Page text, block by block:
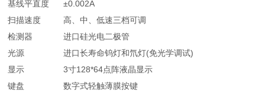
基线平直度
±0.002A
扫描速度
高、中、低速三档可调
检测器
进口硅光电二极管
光源
进口长寿命钨灯和氘灯(免光学调试)
显示
3寸128*64点阵液晶显示
键盘
数字式轻触薄膜按键